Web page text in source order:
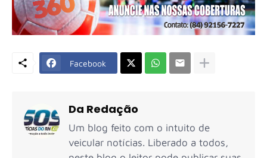
Facebook
Da Redação
Um blog feito com o intuito de
veicular notícias. Liberado a todos,